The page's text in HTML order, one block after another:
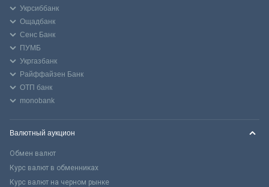
Укрсиббанк
Ощадбанк
Сенс Банк
ПУМБ
Укргазбанк
Райффайзен Банк
ОТП банк
monobank
Валютный аукцион
Обмен валют
Курс валют в обменниках
Курс валют на черном рынке